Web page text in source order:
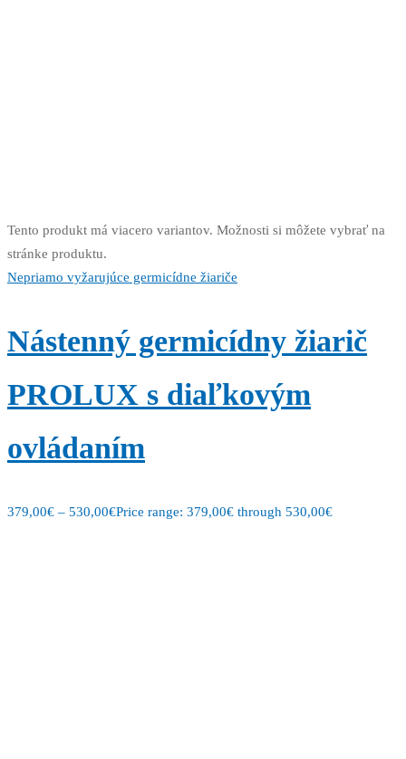
Tento produkt má viacero variantov. Možnosti si môžete vybrať na
stránke produktu.
Nepriamo vyžarujúce germicídne žiariče
Nástenný germicídny žiarič
PROLUX s diaľkovým
ovládaním
379,00€ – 530,00€Price range: 379,00€ through 530,00€